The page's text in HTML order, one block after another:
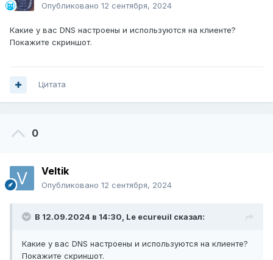
Опубликовано 12 сентября, 2024
Какие у вас DNS настроены и используются на клиенте?
Покажите скриншот.
Цитата
0
Veltik
Опубликовано 12 сентября, 2024
В 12.09.2024 в 14:30, Le ecureuil сказал:
Какие у вас DNS настроены и используются на клиенте?
Покажите скриншот.